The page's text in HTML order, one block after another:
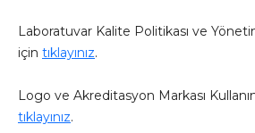
Laboratuvar Kalite Politikası ve
için tıklayınız.
Logo ve Akreditasyon Markası
tıklayınız.